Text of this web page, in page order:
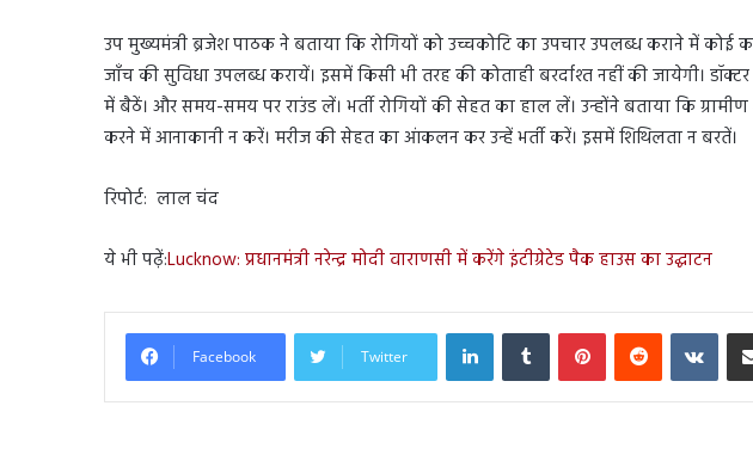
उप मुख्यमंत्री ब्रजेश पाठक ने बताया कि रोगियों को उच्चकोटि का उपचार उपलब्ध कराने में कोई
जाँच की सुविधा उपलब्ध करायें। इसमें किसी भी तरह की कोताही बरर्दाश्त नहीं की जायेगी।
में बैठें। और समय-समय पर राउंड लें। भर्ती रोगियों की सेहत का हाल लें। उन्होंने बताया कि ग्रामीण
करने में आनाकानी न करें। मरीज की सेहत का आंकलन कर उन्हें भर्ती करें। इसमें शिथिलता न बरतें।
रिपोर्ट: लाल चंद
ये भी पढ़ें:Lucknow: प्रधानमंत्री नरेन्द्र मोदी वाराणसी में करेंगे इंटीग्रेटेड पैक हाउस का उद्घाटन
Facebook Twitter
LinkedInTumblr PinterestReddit